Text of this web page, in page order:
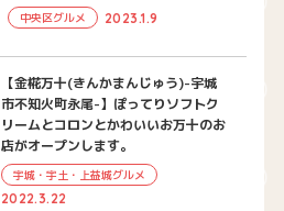
中央区グルメ 2023.1.9
【金椛万十(きんかまんじゅう)-宇城
市不知火町永尾-】ぽってりソフトク
リームとコロンとかわいいお万十のお
店がオープンします。
宇城・宇土・上益城グルメ
2022.3.22